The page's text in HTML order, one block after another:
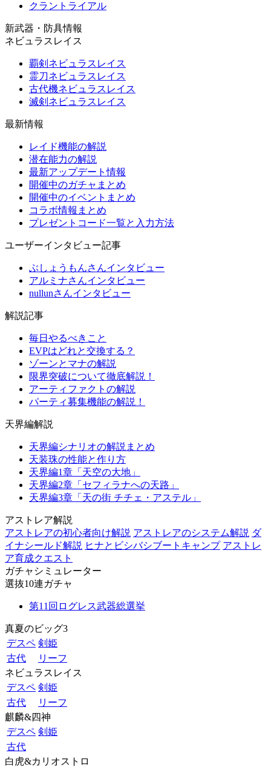
クラントライアル
新武器・防具情報
ネビュラスレイス
覇剣ネビュラスレイス
霊刀ネビュラスレイス
古代機ネビュラスレイス
滅剣ネビュラスレイス
最新情報
レイド機能の解説
潜在能力の解説
最新アップデート情報
開催中のガチャまとめ
開催中のイベントまとめ
コラボ情報まとめ
プレゼントコード一覧と入力方法
ユーザーインタビュー記事
ぶしょうもんさんインタビュー
アルミナさんインタビュー
nullunさんインタビュー
解説記事
毎日やるべきこと
EVPはどれと交換する？
ゾーンとマナの解説
限界突破について徹底解説！
アーティファクトの解説
パーティ募集機能の解説！
天界編解説
天界編シナリオの解説まとめ
天装珠の性能と作り方
天界編1章「天空の大地」
天界編2章「セフィラナへの天路」
天界編3章「天の街 チチェ・アステル」
アストレア解説
アストレアの初心者向け解説 アストレアのシステム解説 ダ
イナシールド解説 ヒナとビシバシブートキャンプ アストレ
ア育成クエスト
ガチャシミュレーター
選抜10連ガチャ
第11回ログレス武器総選挙
真夏のビッグ3
デスペ 剣姫
古代
リーフ
ネビュラスレイス
デスペ 剣姫
古代
リーフ
麒麟&四神
デスペ 剣姫
古代
白虎&カリオストロ